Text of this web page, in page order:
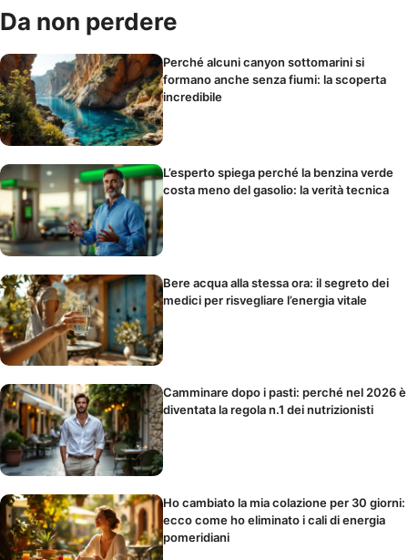
Da non perdere
Perché alcuni canyon sottomarini si
formano anche senza fiumi: la scoperta
incredibile
L’esperto spiega perché la benzina verde
costa meno del gasolio: la verità tecnica
Bere acqua alla stessa ora: il segreto dei
medici per risvegliare l’energia vitale
Camminare dopo i pasti: perché nel 2026 è
diventata la regola n.1 dei nutrizionisti
Ho cambiato la mia colazione per 30 giorni:
ecco come ho eliminato i cali di energia
pomeridiani